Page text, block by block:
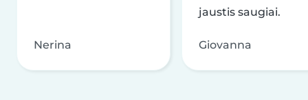
Nerina
jaustis saugiai.
Giovanna